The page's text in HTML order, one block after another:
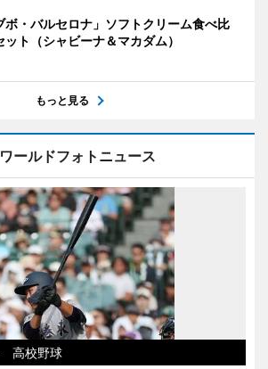
ボ・バルセロナ」ソフトクリーム食べ比
ット（シャビーナ＆マカダム）
もっと見る
ワールドフォトニュース
高校野球